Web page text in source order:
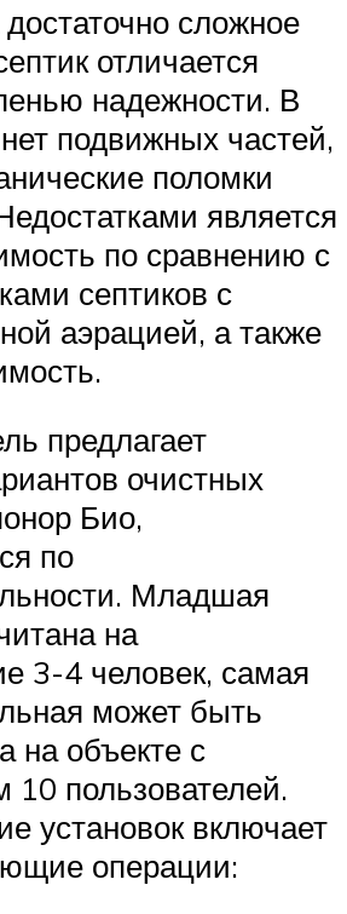
сложное
отличается
надежности. В
подвижных частей,
поломки
является
по сравнению с
септиков с
аэрацией, а также
предлагает
очистных
Био,
по
Младшая
на
3-4 человек, самая
может быть
на объекте с
10 пользователей.
установок включает
операции: